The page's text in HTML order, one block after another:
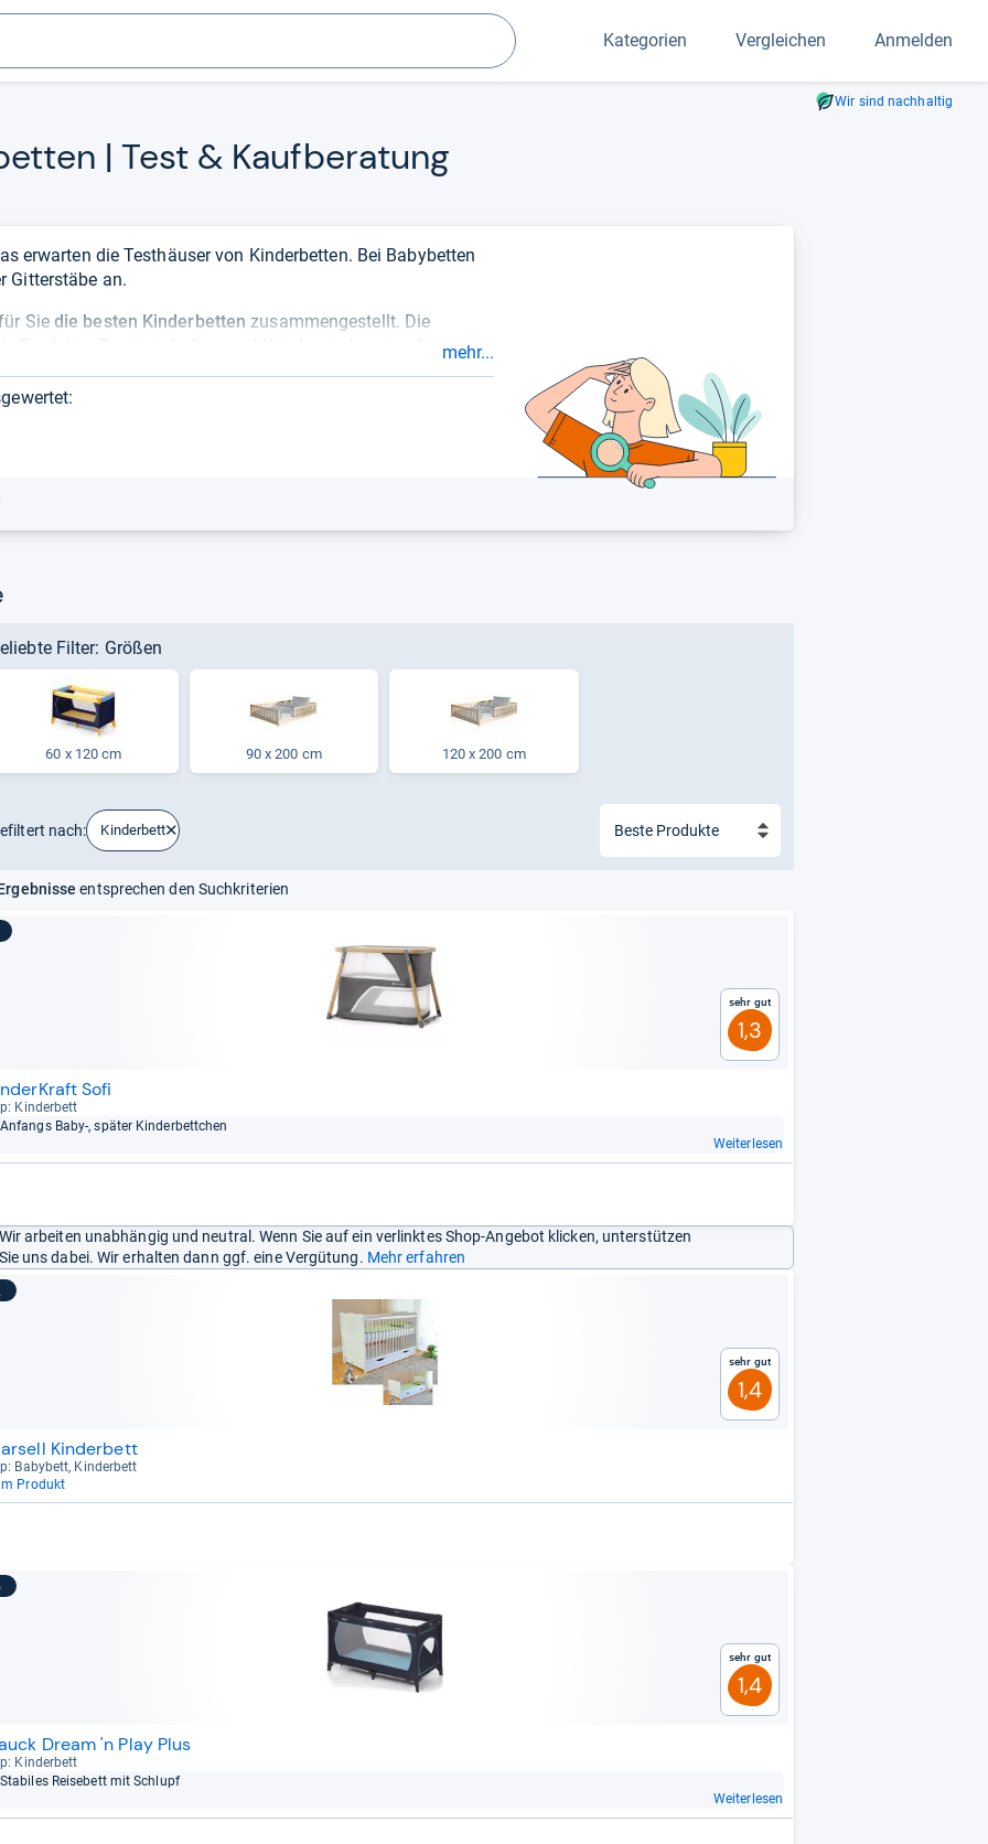
Suchen Kategorien Vergleichen Anmelden
Wir sind nachhaltig
| Test & Kauf­be­ra­tung
erwarten die Testhäuser von Kinderbetten. Bei Babybetten
Gitterstäbe an.
Sie die besten Kinderbetten zusammengestellt. Die
bietenmehr...
Filter: Größen
60 x 120 cm 90 x 200 cm 120 x 200 cm
nach: Kinderbett
entsprechen den Suchkriterien
Sehr gut
1,3
Sofi
Kin­der­bett
Anfangs Baby-​, spä­ter Kin­der­bett­chen
Weiterlesen
arbeiten unabhängig und neutral. Wenn Sie auf ein verlinktes Shop-Angebot klicken, unterstützen
uns dabei. Wir erhalten dann ggf. eine Vergütung. Mehr erfahren
Sehr gut
1,4
Kinderbett
Baby­bett, Kin­der­bett
Produkt
Sehr gut
1,4
Dream 'n Play Plus
Kin­der­bett
Sta­bi­les Rei­se­bett mit Schlupf
Weiterlesen